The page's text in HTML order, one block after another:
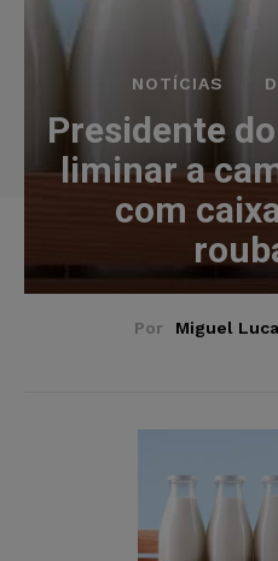
NOTÍCIAS
Presidente
liminar a
com
Por Miguel